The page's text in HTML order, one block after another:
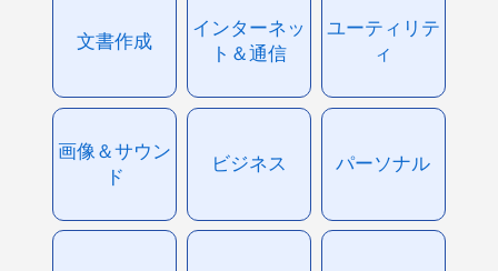
文書作成
インターネッ
ト＆通信
ユーティリテ
ィ
画像＆サウン
ド
ビジネス パーソナル